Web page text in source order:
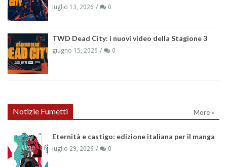
luglio 13, 2026 0
TWD Dead City: i nuovi video della Stagione 3
giugno 15, 2026 0
Notizie Fumetti More »
Eternità e castigo: edizione italiana per il manga
luglio 29, 2026 0